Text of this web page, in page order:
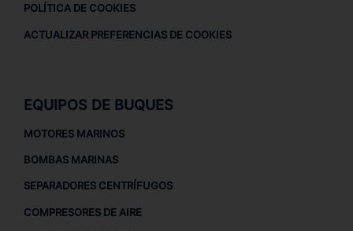
POLÍTICA DE COOKIES
ACTUALIZAR PREFERENCIAS DE COOKIES
EQUIPOS DE BUQUES
MOTORES MARINOS
BOMBAS MARINAS
SEPARADORES CENTRÍFUGOS
COMPRESORES DE AIRE